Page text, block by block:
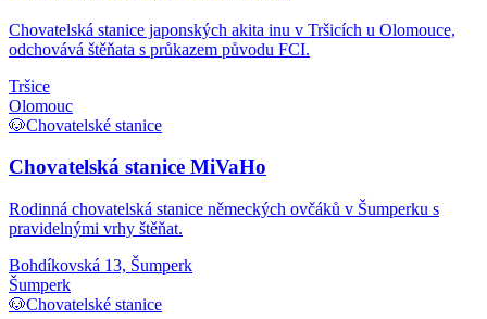
Chovatelská stanice japonských akita inu v Tršicích u Olomouce,
odchovává štěňata s průkazem původu FCI.
Tršice
Olomouc
🐶Chovatelské stanice
Chovatelská stanice MiVaHo
Rodinná chovatelská stanice německých ovčáků v Šumperku s
pravidelnými vrhy štěňat.
Bohdíkovská 13, Šumperk
Šumperk
🐶Chovatelské stanice